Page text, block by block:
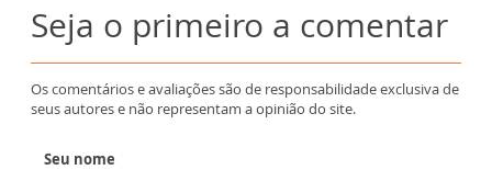
Seja o primeiro a comentar
Os comentários e avaliações são de responsabilidade exclusiva de
seus autores e não representam a opinião do site.
Seu nome